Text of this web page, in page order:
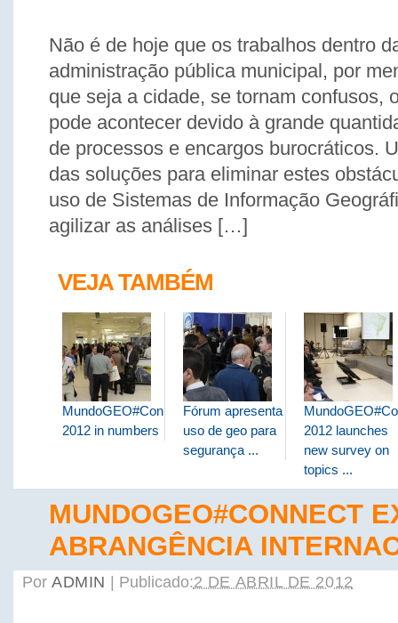
Não é de hoje que os trabalhos dentro
administração pública municipal, por
que seja a cidade, se tornam confusos,
pode acontecer devido à grande
de processos e encargos burocráticos.
das soluções para eliminar estes
uso de Sistemas de Informação
agilizar as análises […]
VEJA TAMBÉM
MundoGEO#Connect
2012 in numbers
Fórum apresenta
uso de geo para
segurança ...
2012 launches
new survey on
topics ...
MUNDOGEO#CONNECT
ABRANGÊNCIA
Por ADMIN Publicado:2 DE ABRIL DE 2012